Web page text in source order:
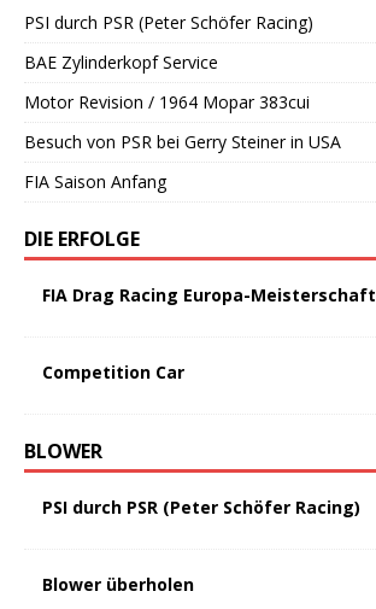
PSI durch PSR (Peter Schöfer Racing)
BAE Zylinderkopf Service
Motor Revision / 1964 Mopar 383cui
Besuch von PSR bei Gerry Steiner in USA
FIA Saison Anfang
DIE ERFOLGE
FIA Drag Racing Europa-Meisterschaft
Competition Car
BLOWER
PSI durch PSR (Peter Schöfer Racing)
Blower überholen